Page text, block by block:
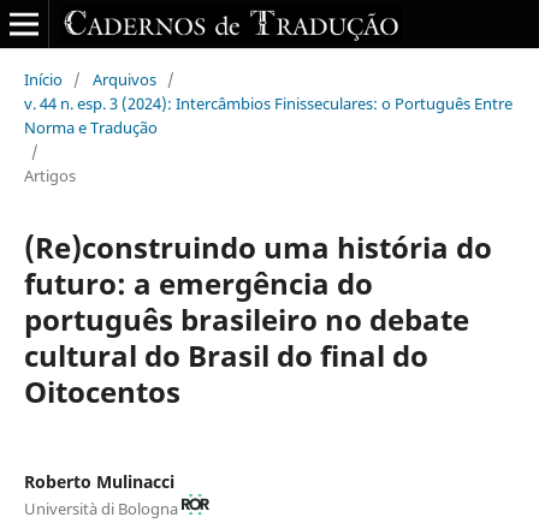
Início / Arquivos /
v. 44 n. esp. 3 (2024): Intercâmbios Finisseculares: o Português Entre
Norma e Tradução
/
Artigos
(Re)construindo uma história do
futuro: a emergência do
português brasileiro no debate
cultural do Brasil do final do
Oitocentos
Roberto Mulinacci
Università di Bologna